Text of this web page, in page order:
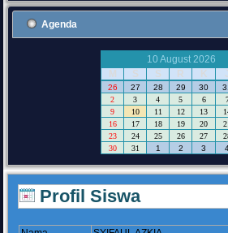
Agenda
10 August 2026
M
S S R K
26 27 28 29 30
2
3 4 5 6
9
10 11 12 13
16
17 18 19 20
23
24 25 26 27
30
31 1 2 3
Profil Siswa